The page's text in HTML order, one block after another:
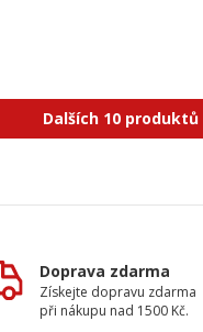
Dalších 10 produktů
Doprava zdarma
Získejte dopravu zdarma
při nákupu nad 1500 Kč.